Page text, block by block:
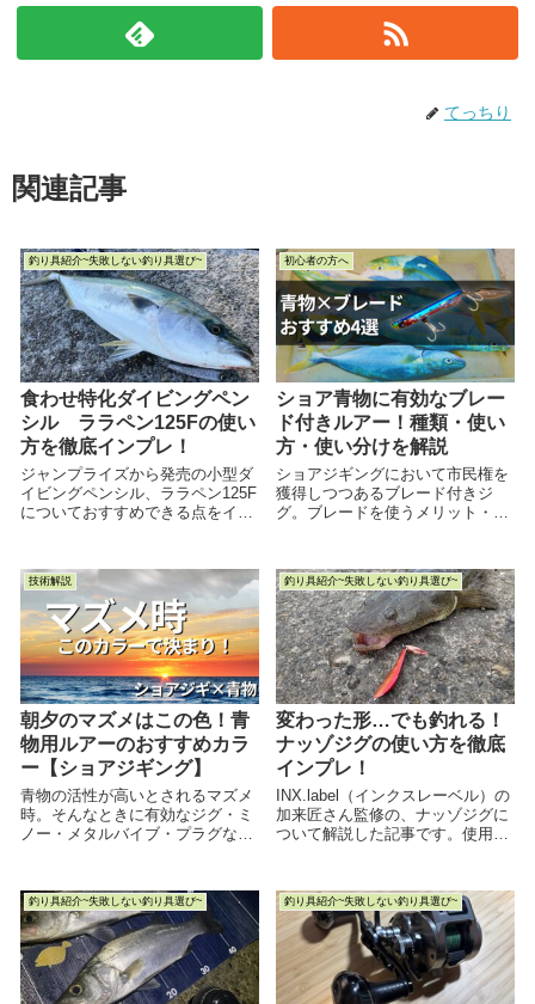
てっちり
関連記事
釣り具紹介~失敗しない釣り具選び~
食わせ特化ダイビングペン
シル ララペン125Fの使い
方を徹底インプレ！
ジャンプライズから発売の小型ダ
イビングペンシル、ララペン125F
についておすすめできる点をイン
初心者の方へ
ショア青物に有効なブレー
ド付きルアー！種類・使い
方・使い分けを解説
ショアジギングにおいて市民権を
獲得しつつあるブレード付きジ
グ。ブレードを使うメリット・デ
きジグなどをご紹介した記事で
す。わかりやすい解説を心がけた
ので、最後までお読みいただける
と嬉しいです。
技術解説
朝夕のマズメはこの色！青
物用ルアーのおすすめカラ
ー【ショアジギング】
青物の活性が高いとされるマズメ
時。そんなときに有効なジグ・ミ
ノー・メタルバイブ・プラグなど
す。
釣り具紹介~失敗しない釣り具選び~
変わった形…でも釣れる！
ナッゾジグの使い方を徹底
インプレ！
INX.label（インクスレーベル）の
加来匠さん監修の、ナッゾジグに
ついて解説した記事です。使用感
釣り具紹介~失敗しない釣り具選び~ 釣り具紹介~失敗しない釣り具選び~